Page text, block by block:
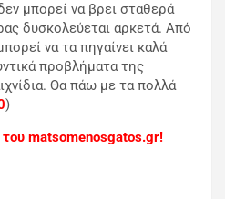
μπορεί να βρει σταθερά
δυσκολεύεται αρκετά. Από
να τα πηγαίνει καλά
προβλήματα της
Θα πάω με τα πολλά
)
matsomenosgatos.gr!